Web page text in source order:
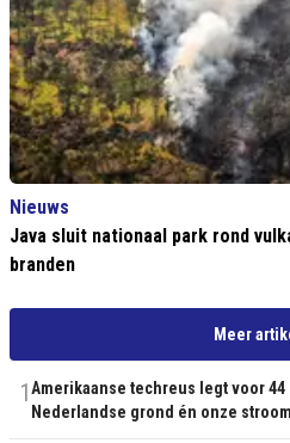
Nieuws
Java sluit nationaal park rond
branden
Meer
1Amerikaanse techreus legt voor
Nederlandse grond én onze stroom